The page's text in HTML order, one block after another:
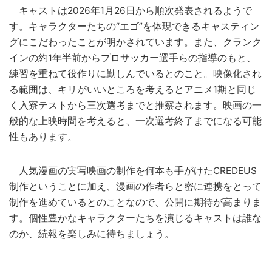
キャストは2026年1月26日から順次発表されるようで
す。キャラクターたちの“エゴ”を体現できるキャスティン
グにこだわったことが明かされています。また、クランク
インの約1年半前からプロサッカー選手らの指導のもと、
練習を重ねて役作りに勤しんでいるとのこと。映像化され
る範囲は、キリがいいところを考えるとアニメ1期と同じ
く入寮テストから三次選考までと推察されます。映画の一
般的な上映時間を考えると、一次選考終了までになる可能
性もあります。
人気漫画の実写映画の制作を何本も手がけたCREDEUS
制作ということに加え、漫画の作者らと密に連携をとって
制作を進めているとのことなので、公開に期待が高まりま
す。個性豊かなキャラクターたちを演じるキャストは誰な
のか、続報を楽しみに待ちましょう。